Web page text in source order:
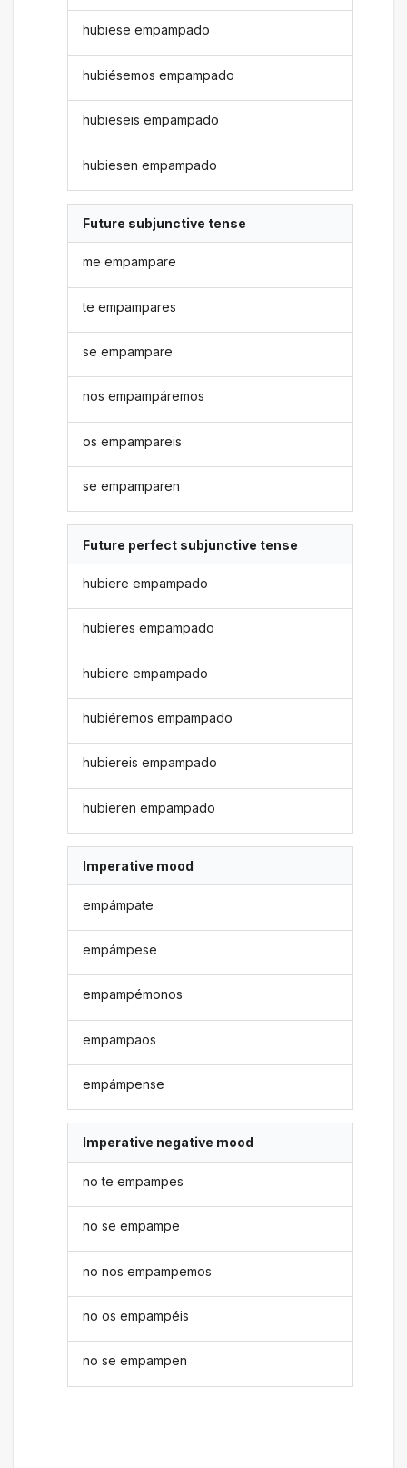
hubiese empampado
hubiésemos empampado
hubieseis empampado
hubiesen empampado
Future subjunctive tense
me empampare
te empampares
se empampare
nos empampáremos
os empampareis
se empamparen
Future perfect subjunctive tense
hubiere empampado
hubieres empampado
hubiere empampado
hubiéremos empampado
hubiereis empampado
hubieren empampado
Imperative mood
empámpate
empámpese
empampémonos
empampaos
empámpense
Imperative negative mood
no te empampes
no se empampe
no nos empampemos
no os empampéis
no se empampen